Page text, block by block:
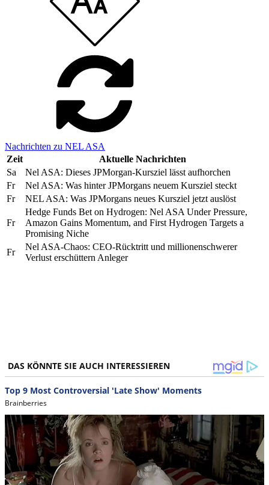
Nachrichten zu NEL ASA
Zeit
Aktuelle Nachrichten
Sa
Nel ASA: Dieses JPMorgan-Kursziel lässt aufhorchen
Fr
Nel ASA: Was hinter JPMorgans neuem Kursziel steckt
Fr
NEL ASA: Was JPMorgans neues Kursziel jetzt auslöst
Fr
Hedge Funds Bet on Hydrogen: Nel ASA Under Pressure,
Amazon Gains Momentum, and First Hydrogen Targets a
Promising Niche
Fr
Nel ASA-Chaos: CEO-Rücktritt und millionenschwerer
Verlust erschüttern Anleger